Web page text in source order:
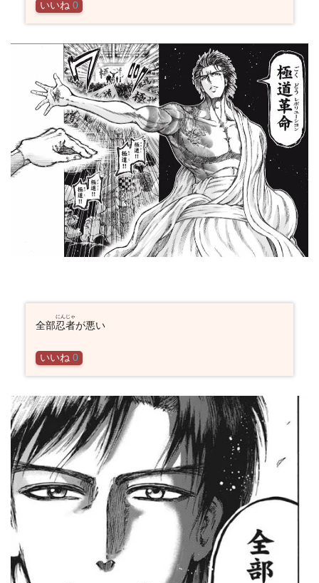
いいね 0
全部忍者
にんじゃ
が悪い
いいね 0